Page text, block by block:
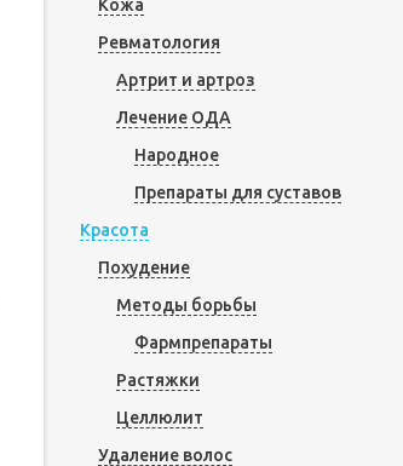
Кожа
Ревматология
Артрит и артроз
Лечение ОДА
Народное
Препараты для суставов
Красота
Похудение
Методы борьбы
Фармпрепараты
Растяжки
Целлюлит
Удаление волос